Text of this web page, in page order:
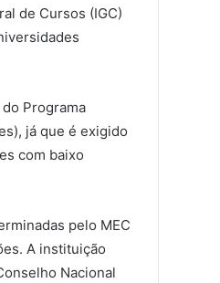
de Cursos (IGC)
Programa
já que é exigido
com baixo
pelo MEC
A instituição
Nacional